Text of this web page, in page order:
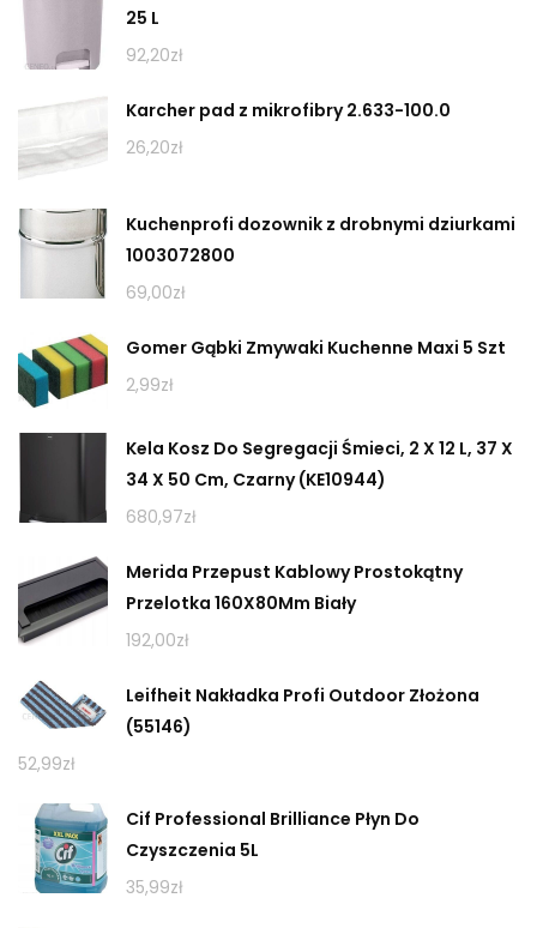
25 L
92,20zł
Karcher pad z mikrofibry 2.633-100.0
26,20zł
Kuchenprofi dozownik z drobnymi dziurkami
1003072800
69,00zł
Gomer Gąbki Zmywaki Kuchenne Maxi 5 Szt
2,99zł
Kela Kosz Do Segregacji Śmieci, 2 X 12 L, 37 X
34 X 50 Cm, Czarny (KE10944)
680,97zł
Merida Przepust Kablowy Prostokątny
Przelotka 160X80Mm Biały
192,00zł
Leifheit Nakładka Profi Outdoor Złożona
(55146)
52,99zł
Cif Professional Brilliance Płyn Do
Czyszczenia 5L
35,99zł